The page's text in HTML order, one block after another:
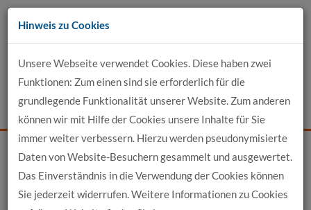
Zum
Inhalt
Events News Login Suche
Kontakt
Startseite Profil-Detailansicht
Profilansicht
Hinweis zu Cookies
Unsere Webseite verwendet Cookies. Diese haben zwei
Funktionen: Zum einen sind sie erforderlich für die
grundlegende Funktionalität unserer Website. Zum anderen
können wir mit Hilfe der Cookies unsere Inhalte für Sie
immer weiter verbessern. Hierzu werden pseudonymisierte
Daten von Website-Besuchern gesammelt und ausgewertet.
Das Einverständnis in die Verwendung der Cookies können
Sie jederzeit widerrufen. Weitere Informationen zu Cookies